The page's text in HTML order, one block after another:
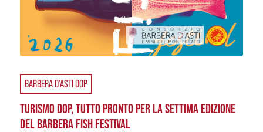
BARBERA D’ASTI DOP
TURISMO DOP, TUTTO PRONTO PER LA SETTIMA EDIZIONE
DEL BARBERA FISH FESTIVAL